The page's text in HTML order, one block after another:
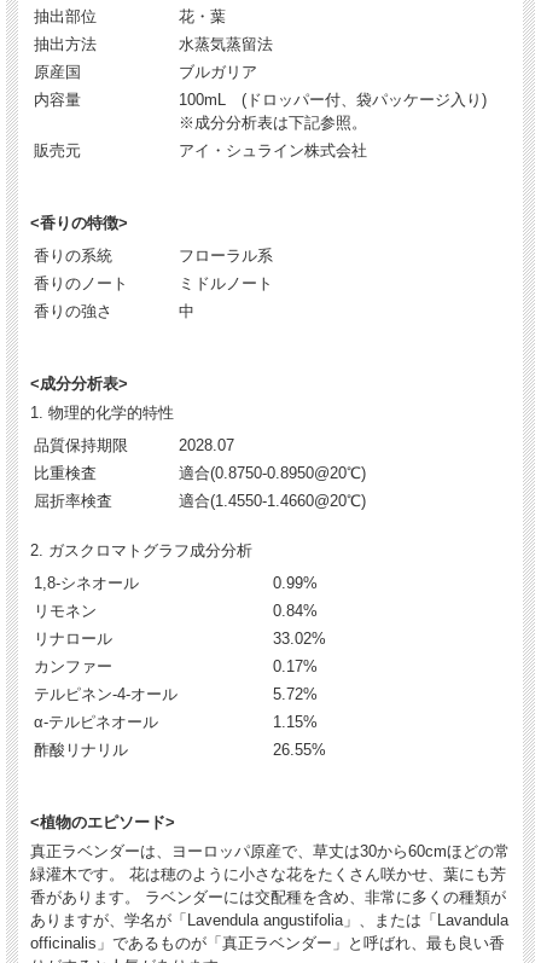
抽出部位
花・葉
抽出方法
水蒸気蒸留法
原産国
ブルガリア
内容量
100mL (ドロッパー付、袋パッケージ入り)
※成分分析表は下記参照。
販売元
アイ・シュライン株式会社
<香りの特徴>
香りの系統
フローラル系
香りのノート
ミドルノート
香りの強さ
中
<成分分析表>
1. 物理的化学的特性
品質保持期限
2028.07
比重検査
適合(0.8750-0.8950@20℃)
屈折率検査
適合(1.4550-1.4660@20℃)
2. ガスクロマトグラフ成分分析
1,8-シネオール
0.99%
リモネン
0.84%
リナロール
33.02%
カンファー
0.17%
テルピネン-4-オール
5.72%
α-テルピネオール
1.15%
酢酸リナリル
26.55%
<植物のエピソード>
真正ラベンダーは、ヨーロッパ原産で、草丈は30から60cmほどの常
緑灌木です。 花は穂のように小さな花をたくさん咲かせ、葉にも芳
香があります。 ラベンダーには交配種を含め、非常に多くの種類が
ありますが、学名が「Lavendula angustifolia」、または「Lavandula
officinalis」であるものが「真正ラベンダー」と呼ばれ、最も良い香